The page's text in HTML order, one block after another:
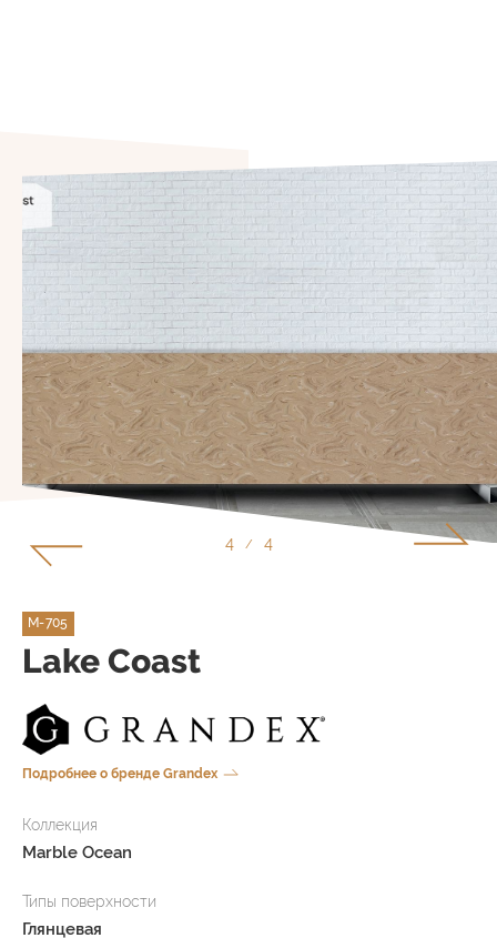
4 / 4
M-705
Lake Coast
Подробнее о бренде Grandex
Коллекция
Marble Ocean
Типы поверхности
Глянцевая